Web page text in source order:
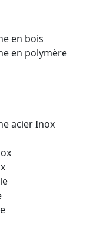
en bois
en polymère
acier Inox